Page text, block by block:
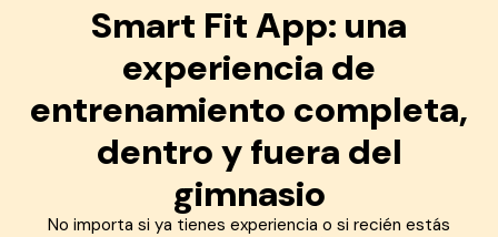
Smart Fit App: una
experiencia de
entrenamiento completa,
dentro y fuera del
gimnasio
No importa si ya tienes experiencia o si recién estás